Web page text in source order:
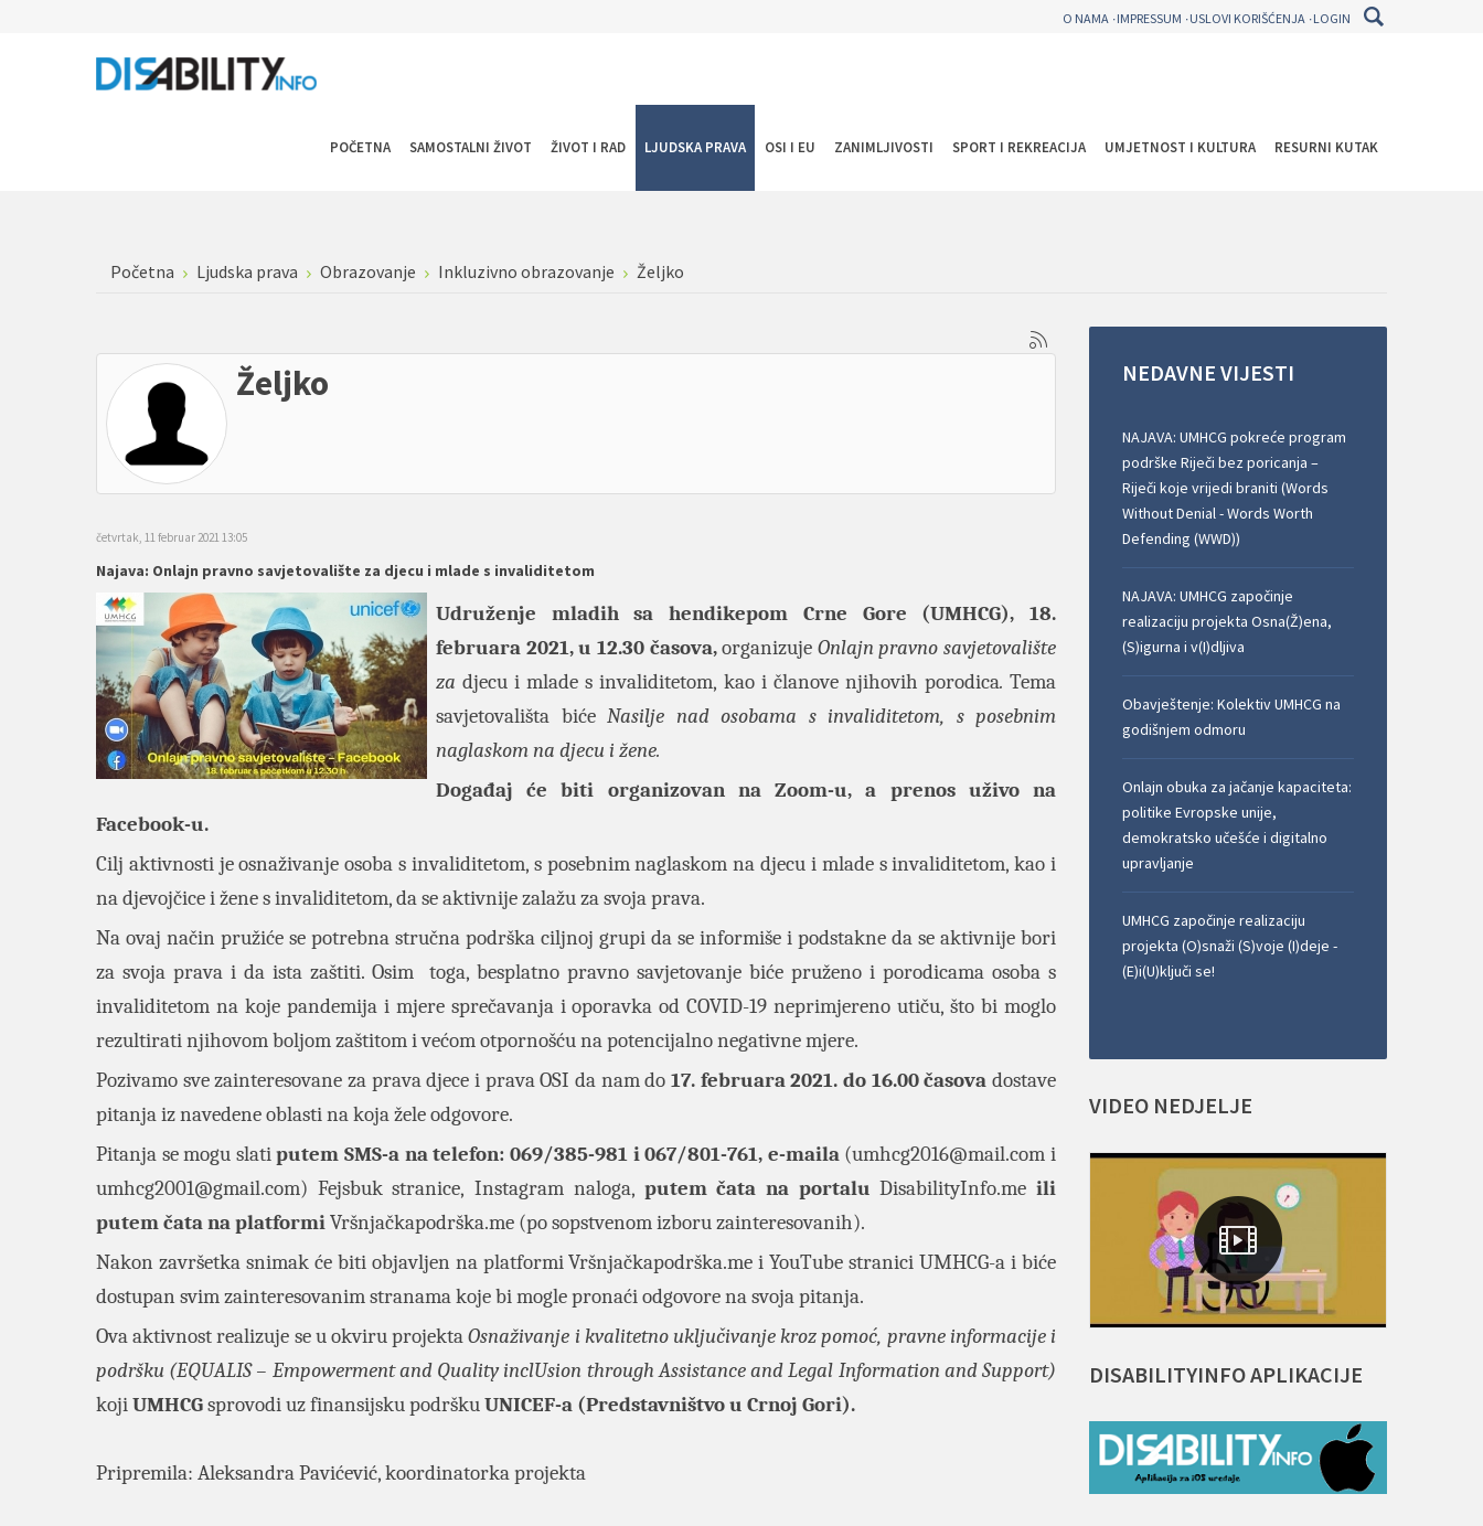
O NAMA IMPRESSUM USLOVI KORIŠĆENJA LOGIN
POČETNA SAMOSTALNI ŽIVOT ŽIVOT I RAD LJUDSKA PRAVA OSI I EU ZANIMLJIVOSTI SPORT I REKREACIJA UMJETNOST I KULTURA RESURNI KUTAK
Početna Ljudska prava Obrazovanje Inkluzivno obrazovanje Željko
Željko
četvrtak, 11 februar 2021 13:05
Najava: Onlajn pravno savjetovalište za djecu i mlade s invaliditetom
Udruženje mladih sa hendikepom Crne Gore (UMHCG), 18.
februara 2021, u 12.30 časova,organizuje Onlajn pravno savjetovalište
zadjecu i mlade s invaliditetom, kao i članove njihovih porodica. Tema
savjetovališta biće Nasilje nad osobama s invaliditetom, s posebnim
naglaskom na djecu i žene.
Događaj će biti organizovan na Zoom-u, a prenos uživo na
Facebook-u.
Cilj aktivnosti je osnaživanje osoba s invaliditetom, s posebnim naglaskom na djecu i mlade s invaliditetom, kao i
na djevojčice i žene s invaliditetom, da se aktivnije zalažu za svoja prava.
Na ovaj način pružiće se potrebna stručna podrška ciljnoj grupi da se informiše i podstakne da se aktivnije bori
za svoja prava i da ista zaštiti. Osim toga, besplatno pravno savjetovanje biće pruženo i porodicama osoba s
invaliditetom na koje pandemija i mjere sprečavanja i oporavka od COVID-19 neprimjereno utiču, što bi moglo
rezultirati njihovom boljom zaštitom i većom otpornošću na potencijalno negativne mjere.
Pozivamo sve zainteresovane za prava djece i prava OSI da nam do 17. februara 2021. do 16.00 časova dostave
pitanja iz navedene oblasti na koja žele odgovore.
Pitanja se mogu slatiputem SMS-a na telefon: 069/385-981 i 067/801-761, e-maila (umhcg2016@mail.com i
umhcg2001@gmail.com) Fejsbuk stranice,Instagram naloga, putem čata na portalu DisabilityInfo.me ili
putem čata na platformiVršnjačkapodrška.me (po sopstvenom izboru zainteresovanih).
Nakon završetka snimak će biti objavljen na platformiVršnjačkapodrška.me i YouTube stranici UMHCG-a i biće
dostupan svim zainteresovanim stranama koje bi mogle pronaći odgovore na svoja pitanja.
Ova aktivnost realizuje se u okviru projektaOsnaživanje i kvalitetno uključivanje kroz pomoć, pravne informacije i
podršku (EQUALIS – Empowerment and Quality inclUsion through Assistance and Legal Information and Support)
kojiUMHCGsprovodi uz finansijsku podrškuUNICEF-a (Predstavništvo u Crnoj Gori).
Pripremila: Aleksandra Pavićević, koordinatorka projekta
NEDAVNE VIJESTI
NAJAVA: UMHCG pokreće program
podrške Riječi bez poricanja –
Riječi koje vrijedi braniti (Words
Without Denial - Words Worth
Defending (WWD))
NAJAVA: UMHCG započinje
realizaciju projekta Osna(Ž)ena,
(S)igurna i v(I)dljiva
Obavještenje: Kolektiv UMHCG na
godišnjem odmoru
Onlajn obuka za jačanje kapaciteta:
politike Evropske unije,
demokratsko učešće i digitalno
upravljanje
UMHCG započinje realizaciju
projekta (O)snaži (S)voje (I)deje -
(E)i(U)ključi se!
VIDEO NEDJELJE
DISABILITYINFOAPLIKACIJE